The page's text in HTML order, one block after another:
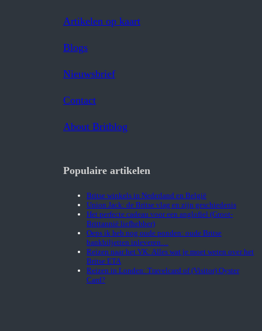
Artikelen op kaart
Blogs
Nieuwsbrief
Contact
About Britblog
Populaire artikelen
Britse winkels in Nederland en België
Union Jack: de Britse vlag en zijn geschiedenis
Het perfecte cadeau voor een anglofiel (Groot-
Brittannië liefhebber)
Oeps ik heb nog oude ponden: oude Britse
bankbiljetten inleveren…
Reizen naar het VK: Alles wat je moet weten over het
Britse ETA
Reizen in Londen: Travelcard of (Visitor) Oyster
Card?